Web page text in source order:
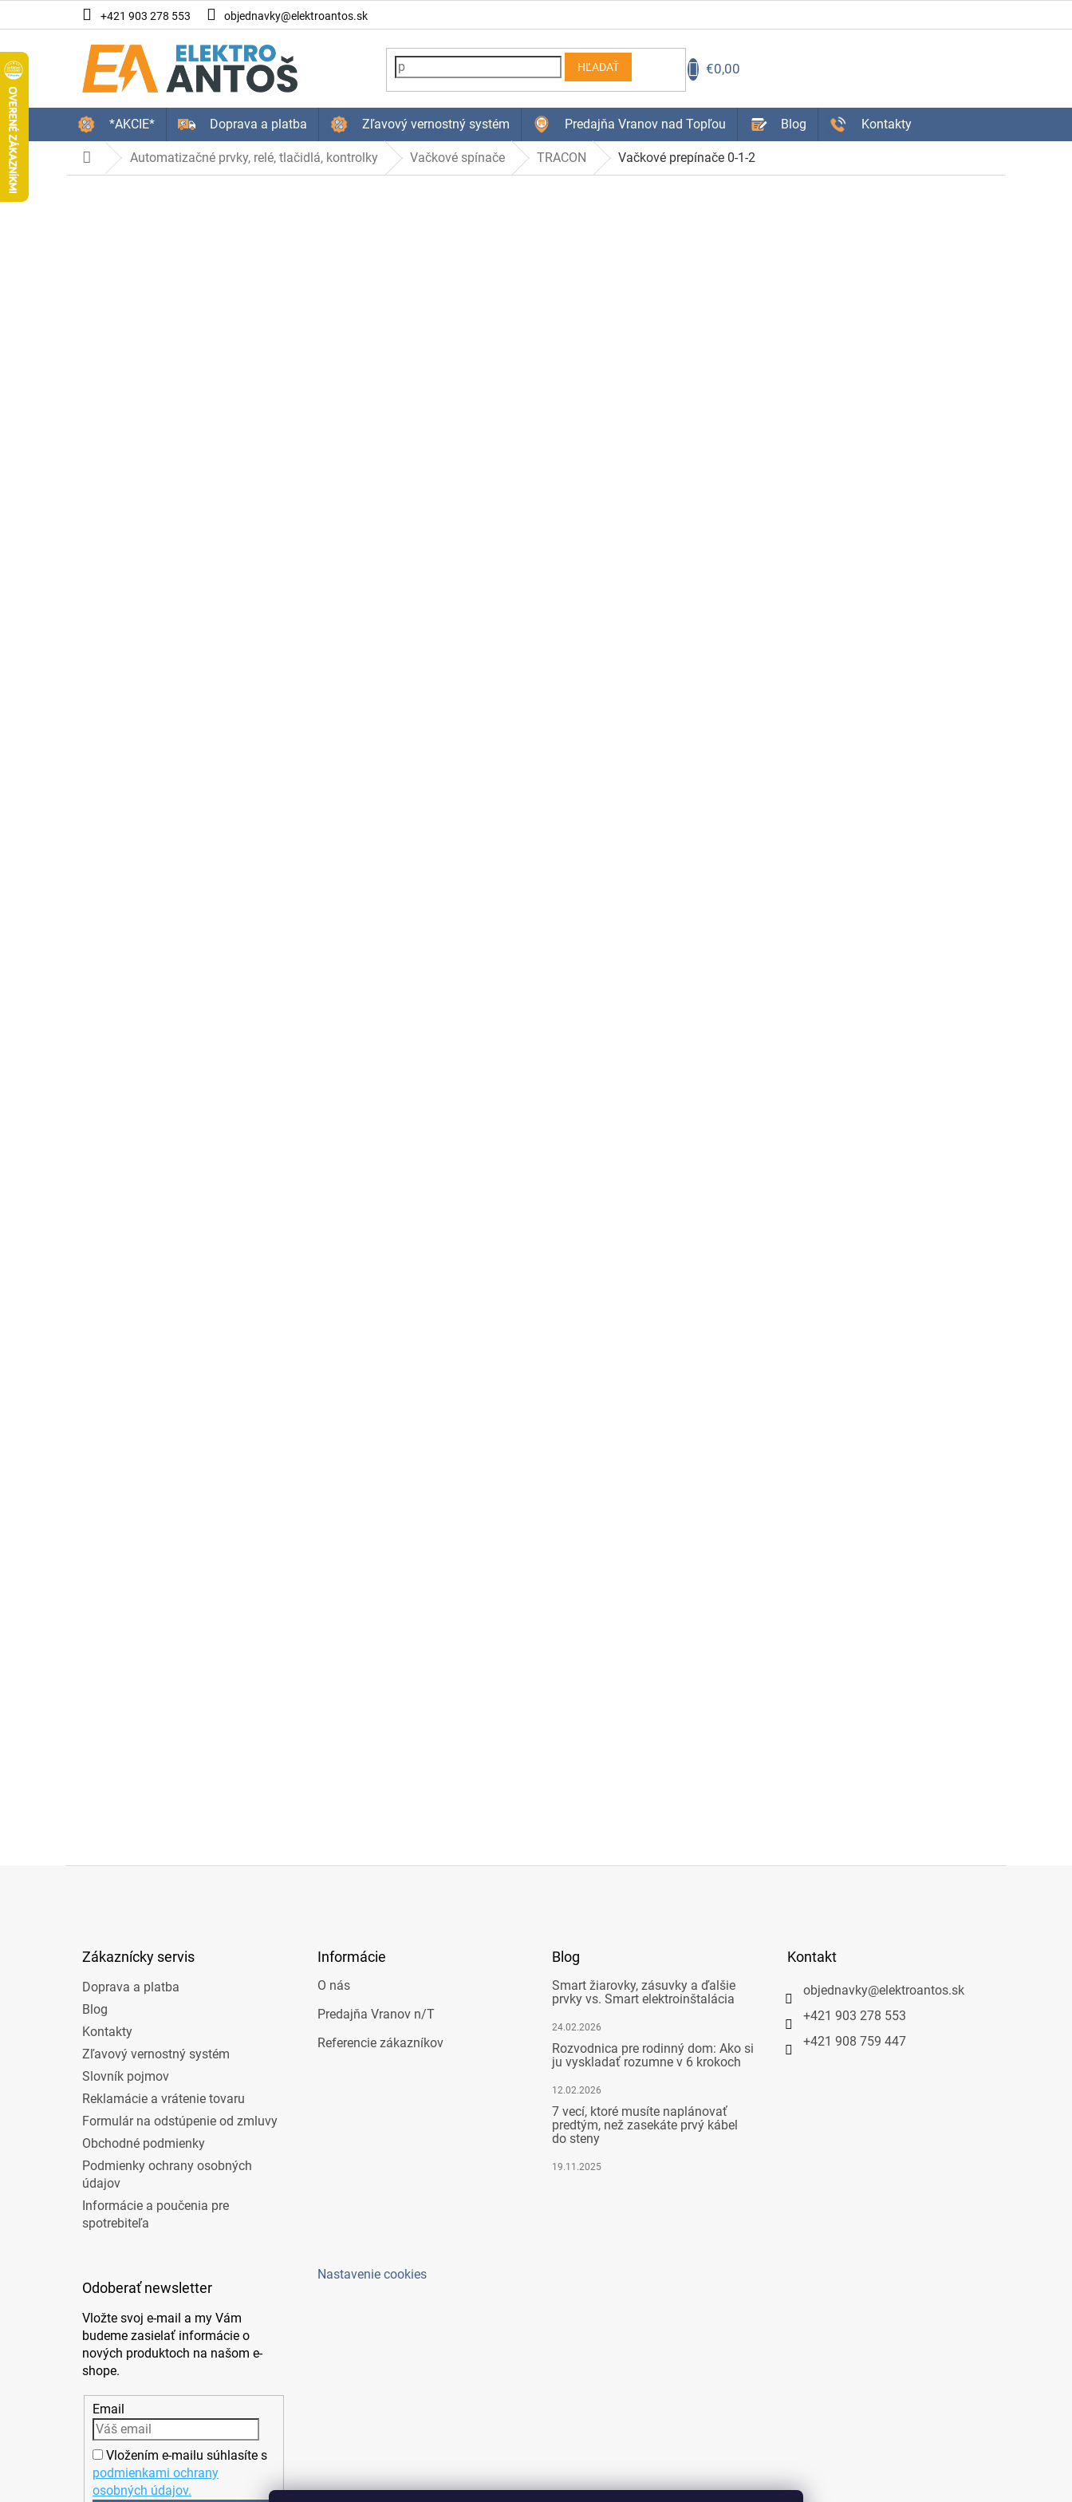
na
+421 903 278 553 objednavky@elektroantos.sk
HĽADAŤ
KOŠÍK
€0,00
*AKCIE* Doprava a platba Zľavový vernostný systém Predajňa Vranov nad Topľou Blog Kontakty
DomovAutomatizačné prvky, relé, tlačidlá, kontrolky Vačkové spínače TRACON Vačkové prepínače 0-1-2
Zákaznícky servis
Doprava a platba
Blog
Kontakty
Zľavový vernostný systém
Slovník pojmov
Reklamácie a vrátenie tovaru
Formulár na odstúpenie od zmluvy
Obchodné podmienky
Podmienky ochrany osobných
údajov
Informácie a poučenia pre
spotrebiteľa
Informácie
O nás
Predajňa Vranov n/T
Referencie zákazníkov
Blog
Smart žiarovky, zásuvky a ďalšie
prvky vs. Smart elektroinštalácia
24.02.2026
Rozvodnica pre rodinný dom: Ako si
ju vyskladať rozumne v 6 krokoch
12.02.2026
7 vecí, ktoré musíte naplánovať
predtým, než zasekáte prvý kábel
do steny
19.11.2025
Kontakt
objednavky@elektroantos.sk
+421 903 278 553
+421 908 759 447
Odoberať newsletter
Vložte svoj e-mail a my Vám
budeme zasielať informácie o
nových produktoch na našom e-
shope.
Email
Vložením e-mailu súhlasíte s
podmienkami ochrany
osobných údajov.
Nastavenie cookies